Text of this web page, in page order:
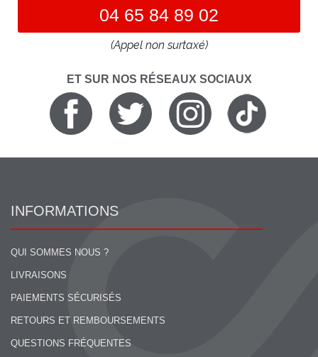
04 65 84 89 02
(Appel non surtaxé)
ET SUR NOS RÉSEAUX SOCIAUX
INFORMATIONS
QUI SOMMES NOUS ?
LIVRAISONS
PAIEMENTS SÉCURISÉS
RETOURS ET REMBOURSEMENTS
QUESTIONS FRÉQUENTES